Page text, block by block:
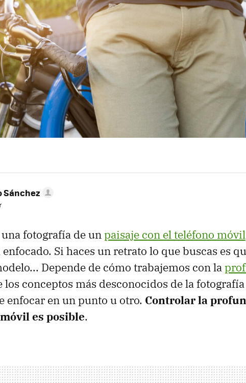
Sánchez
fotografía de unpaisaje con el teléfono móvil
Si haces un retrato lo que buscas es
Depende de cómo trabajemos con la
los conceptos más desconocidos de la
enfocar en un punto u otro. Controlar la
es posible.